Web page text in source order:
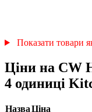
Показати товари
Ціни на CW
4 одиниці
НазваЦіна